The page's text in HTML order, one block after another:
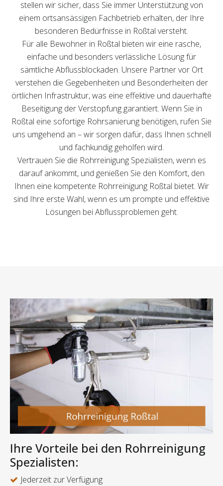
stellen wir sicher, dass Sie immer Unterstützung von
einem ortsansässigen Fachbetrieb erhalten, der Ihre
besonderen Bedürfnisse in Roßtal versteht.
Für alle Bewohner in Roßtal bieten wir eine rasche,
einfache und besonders verlässliche Lösung für
sämtliche Abflussblockaden. Unsere Partner vor Ort
verstehen die Gegebenheiten und Besonderheiten der
örtlichen Infrastruktur, was eine effektive und dauerhafte
Beseitigung der Verstopfung garantiert. Wenn Sie in
Roßtal eine sofortige Rohrsanierung benötigen, rufen Sie
uns umgehend an – wir sorgen dafür, dass Ihnen schnell
und fachkundig geholfen wird.
Vertrauen Sie die Rohrreinigung Spezialisten, wenn es
darauf ankommt, und genießen Sie den Komfort, den
Ihnen eine kompetente Rohrreinigung Roßtal bietet. Wir
sind Ihre erste Wahl, wenn es um prompte und effektive
Lösungen bei Abflussproblemen geht.
Ihre Vorteile bei den Rohrreinigung
Spezialisten:
Jederzeit zur Verfügung